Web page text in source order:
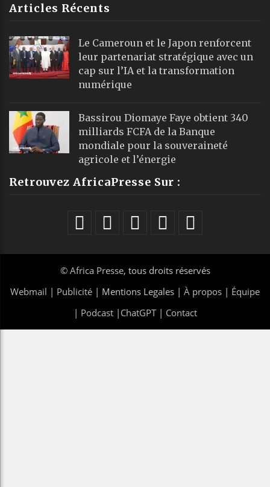
Articles Récents
Le Cameroun et le Japon renforcent
leur partenariat stratégique avec un
cap sur l’IA et la transformation
numérique
Bassirou Diomaye Faye obtient 340
milliards FCFA de la Banque
mondiale pour la souveraineté
agricole et l’énergie
Retrouvez AfricaPresse Sur :
© Africa Presse, tous droits réservés
Webmail | Publicité | Mentions Legales | À propos | Équipe
| Podcast| ChatGPT| Contact